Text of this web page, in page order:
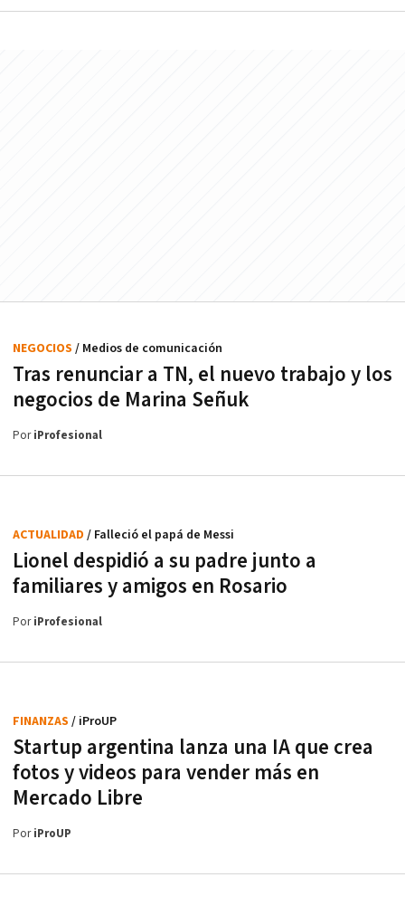
Tras renunciar a TN, el nuevo trabajo y los
negocios de Marina Señuk
NEGOCIOS / Medios de comunicación
PoriProfesional
Lionel despidió a su padre junto a
familiares y amigos en Rosario
ACTUALIDAD / Falleció el papá de Messi
PoriProfesional
Startup argentina lanza una IA que crea
fotos y videos para vender más en
Mercado Libre
FINANZAS / iProUP
PoriProUP